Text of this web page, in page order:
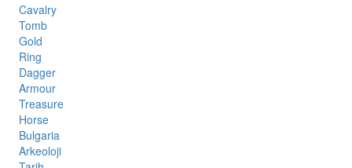
Cavalry
Tomb
Gold
Ring
Dagger
Armour
Treasure
Horse
Bulgaria
Arkeoloji